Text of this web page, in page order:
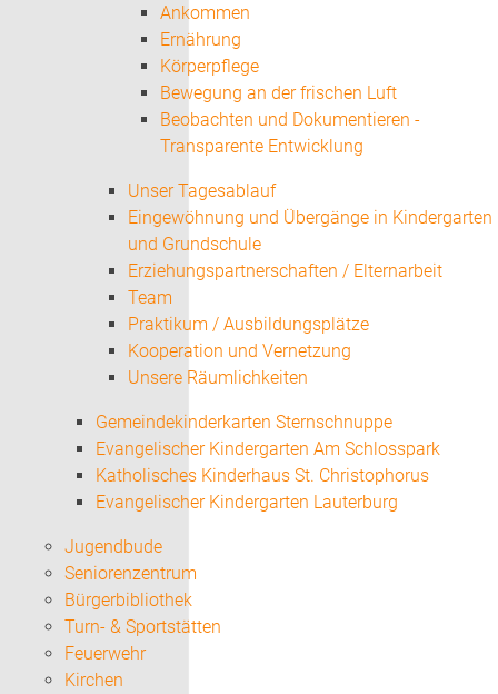
Ankommen
Ernährung
Körperpflege
Bewegung an der frischen Luft
Beobachten und Dokumentieren -
Transparente Entwicklung
Unser Tagesablauf
Eingewöhnung und Übergänge in Kindergarten
und Grundschule
Erziehungspartnerschaften / Elternarbeit
Team
Praktikum / Ausbildungsplätze
Kooperation und Vernetzung
Unsere Räumlichkeiten
Gemeindekinderkarten Sternschnuppe
Evangelischer Kindergarten Am Schlosspark
Katholisches Kinderhaus St. Christophorus
Evangelischer Kindergarten Lauterburg
Jugendbude
Seniorenzentrum
Bürgerbibliothek
Turn- & Sportstätten
Feuerwehr
Kirchen